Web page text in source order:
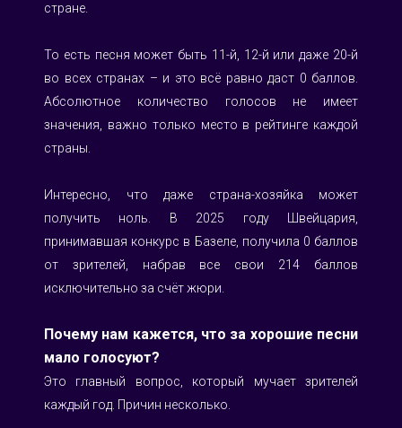
стране.
То есть песня может быть 11-й, 12-й или даже 20-й
во всех странах – и это всё равно даст 0 баллов.
Абсолютное количество голосов не имеет
значения, важно только место в рейтинге каждой
страны.
Интересно, что даже страна-хозяйка может
получить ноль. В 2025 году Швейцария,
принимавшая конкурс в Базеле, получила 0 баллов
от зрителей, набрав все свои 214 баллов
исключительно за счёт жюри.
Почему нам кажется, что за хорошие песни
мало голосуют?
Это главный вопрос, который мучает зрителей
каждый год. Причин несколько.